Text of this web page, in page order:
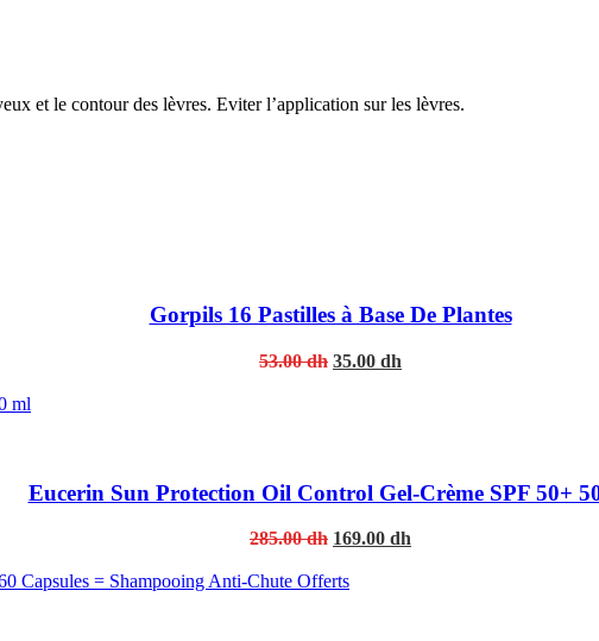
et le contour des lèvres. Eviter l’application sur les lèvres.
Gorpils 16 Pastilles à Base De Plantes
53.00dh Original
35.00 dh
Eucerin Sun Protection Oil Control Gel-Crème SPF 50+
285.00dh Original
was:
169.00 dh